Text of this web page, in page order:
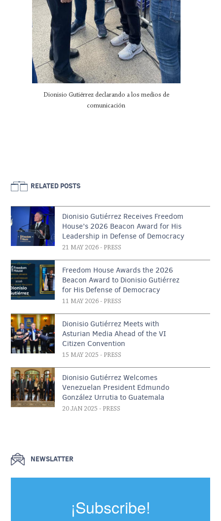
Dionisio Gutiérrez declarando a los medios de
comunicación
RELATED POSTS
Dionisio Gutiérrez Receives Freedom
House’s 2026 Beacon Award for His
Leadership in Defense of Democracy
21 MAY 2026 - PRESS
Freedom House Awards the 2026
Beacon Award to Dionisio Gutiérrez
for His Defense of Democracy
11 MAY 2026 - PRESS
Dionisio Gutiérrez Meets with
Asturian Media Ahead of the VI
Citizen Convention
15 MAY 2025 - PRESS
Dionisio Gutiérrez Welcomes
Venezuelan President Edmundo
González Urrutia to Guatemala
20 JAN 2025 - PRESS
NEWSLATTER
¡Subscribe!